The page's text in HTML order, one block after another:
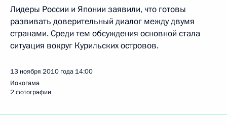
Лидеры России и Японии заявили, что готовы
развивать доверительный диалог между двумя
странами. Среди тем обсуждения основной стала
ситуация вокруг Курильских островов.
13 ноября 2010 года 14:00
Иокогама
2 фотографии